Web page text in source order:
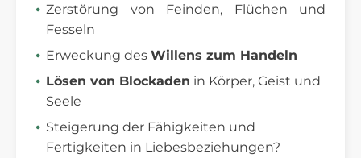
Zerstörung von Feinden, Flüchen und
Fesseln
Erweckung des Willens zum Handeln
Lösen von Blockaden in Körper, Geist und
Seele
Steigerung der Fähigkeiten und
Fertigkeiten in Liebesbeziehungen?